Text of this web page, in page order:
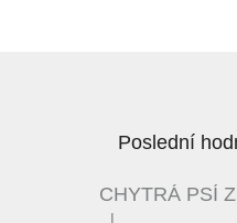
Poslední
|